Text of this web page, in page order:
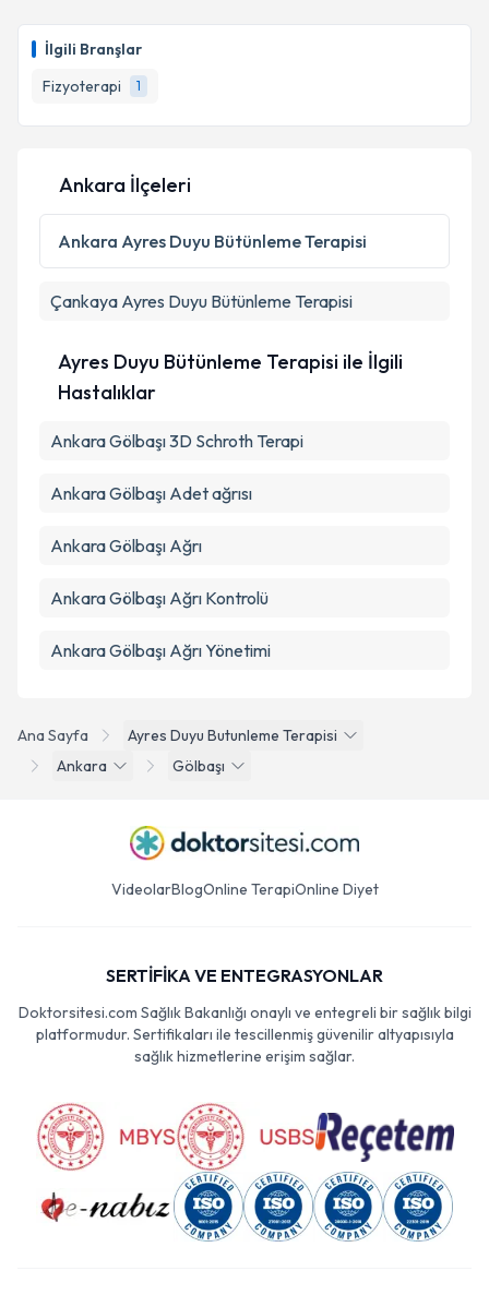
İlgili Branşlar
Fizyoterapi
1
Ana Sayfa
Ayres Duyu Butunleme Terapisi
Ankara
Gölbaşı
Ankara İlçeleri
Ankara Ayres Duyu Bütünleme Terapisi
Çankaya Ayres Duyu Bütünleme Terapisi
Ayres Duyu Bütünleme Terapisi ile İlgili
Hastalıklar
Ankara Gölbaşı 3D Schroth Terapi
Ankara Gölbaşı Adet ağrısı
Ankara Gölbaşı Ağrı
Ankara Gölbaşı Ağrı Kontrolü
Ankara Gölbaşı Ağrı Yönetimi
VideolarBlogOnline TerapiOnline Diyet
SERTİFİKA VE ENTEGRASYONLAR
Doktorsitesi.com Sağlık Bakanlığı onaylı ve entegreli bir sağlık bilgi
platformudur. Sertifikaları ile tescillenmiş güvenilir altyapısıyla
sağlık hizmetlerine erişim sağlar.